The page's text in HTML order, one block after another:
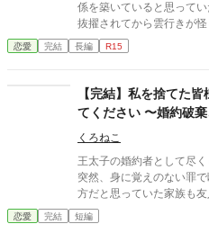
係を築いていると思って
抜擢されてから雲行きが
と、穏やかで見目麗しい
二人の仲を邪魔するとの
完全に絶縁状態だった。
ラの味方をしてくれ、い
パーティーの日、婚約者
ーティーを欠席し、王女
まった。 さすがに両親も
無理だと婚約解消を望み
た。 そんな彼女に親友が
て… 3/23 HOTランキング女性向けで１位になれました。皆様の
お陰です。ありがとうご
恋愛 完結 長編 R15
【完結】私を捨てた
てください 〜婚約破
断りです〜
くろねこ
王太子の婚約者として尽
突然、身に覚えのない罪で
方だと思っていた家族も
た。 ――けれど、彼らは知らなかった。 彼女こそが国を支えてい
た“本当の功労者”だったことを。 すべてを失ったはず
恋愛 完結 短編